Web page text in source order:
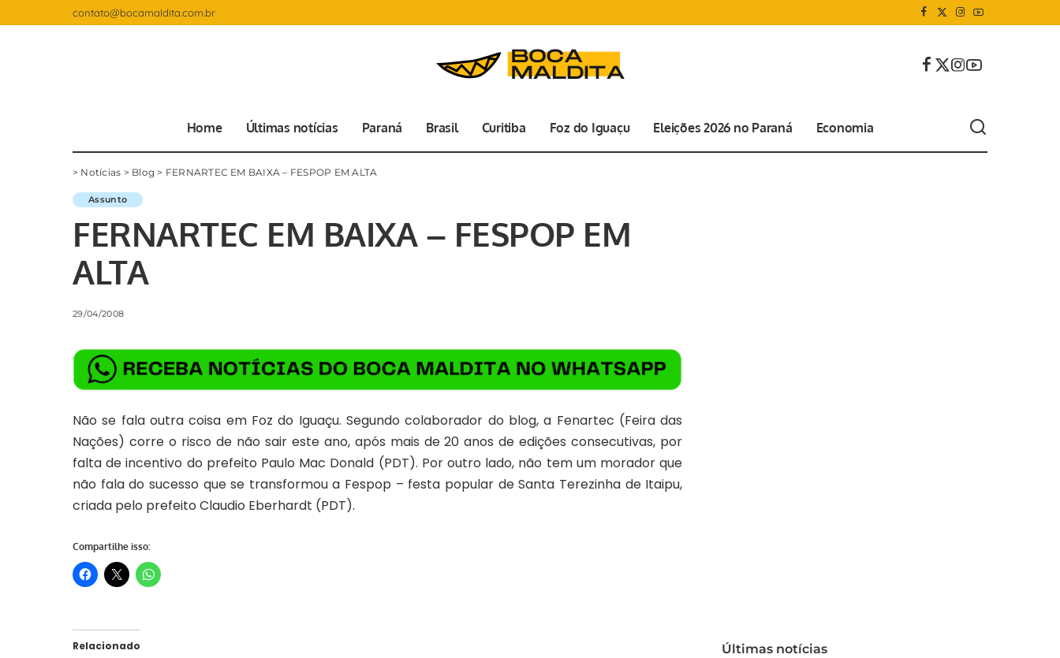
contato@bocamaldita.com.br
Home Últimas notícias Paraná Brasil Curitiba Foz do Iguaçu Eleições 2026 no Paraná Economia
> Notícias > Blog > FERNARTEC EM BAIXA – FESPOP EM ALTA
Assunto
FERNARTEC EM BAIXA – FESPOP EM
ALTA
29/04/2008
Não se fala outra coisa em Foz do Iguaçu. Segundo colaborador do blog, a Fenartec (Feira das
Nações) corre o risco de não sair este ano, após mais de 20 anos de edições consecutivas, por
falta de incentivo do prefeito Paulo Mac Donald (PDT). Por outro lado, não tem um morador que
não fala do sucesso que se transformou a Fespop – festa popular de Santa Terezinha de Itaipu,
criada pelo prefeito Claudio Eberhardt (PDT).
Compartilhe isso:
Relacionado Últimas notícias